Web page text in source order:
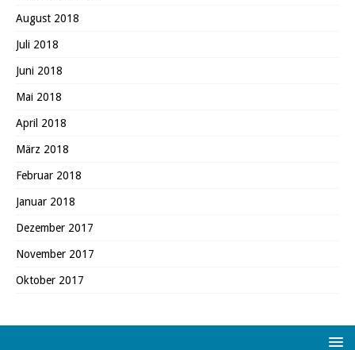
August 2018
Juli 2018
Juni 2018
Mai 2018
April 2018
März 2018
Februar 2018
Januar 2018
Dezember 2017
November 2017
Oktober 2017